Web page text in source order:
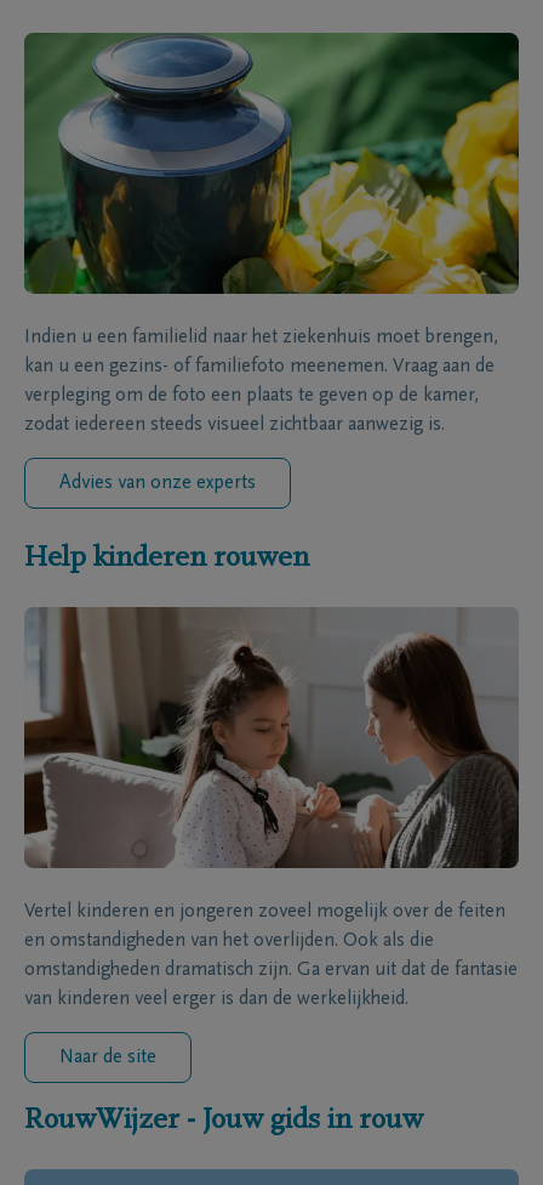
Indien u een familielid naar het ziekenhuis moet brengen,
kan u een gezins- of familiefoto meenemen. Vraag aan de
verpleging om de foto een plaats te geven op de kamer,
zodat iedereen steeds visueel zichtbaar aanwezig is.
Advies van onze experts
Help kinderen rouwen
Vertel kinderen en jongeren zoveel mogelijk over de feiten
en omstandigheden van het overlijden. Ook als die
omstandigheden dramatisch zijn. Ga ervan uit dat de fantasie
van kinderen veel erger is dan de werkelijkheid.
Naar de site
RouwWijzer - Jouw gids in rouw